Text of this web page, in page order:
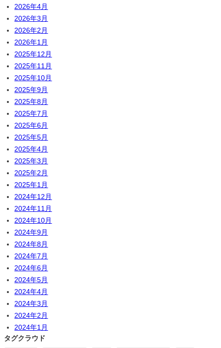
2026年4月
2026年3月
2026年2月
2026年1月
2025年12月
2025年11月
2025年10月
2025年9月
2025年8月
2025年7月
2025年6月
2025年5月
2025年4月
2025年3月
2025年2月
2025年1月
2024年12月
2024年11月
2024年10月
2024年9月
2024年8月
2024年7月
2024年6月
2024年5月
2024年4月
2024年3月
2024年2月
2024年1月
タグクラウド